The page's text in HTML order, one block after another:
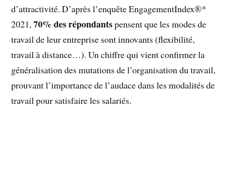
d’attractivité. D’après l’enquête EngagementIndex®*
2021,70% des répondantspensent que les modes de
travail de leur entreprise sont innovants (flexibilité,
travail à distance…). Un chiffre qui vient confirmer la
généralisation des mutations de l’organisation du travail,
prouvant l’importance de l’audace dans les modalités de
travail pour satisfaire les salariés.